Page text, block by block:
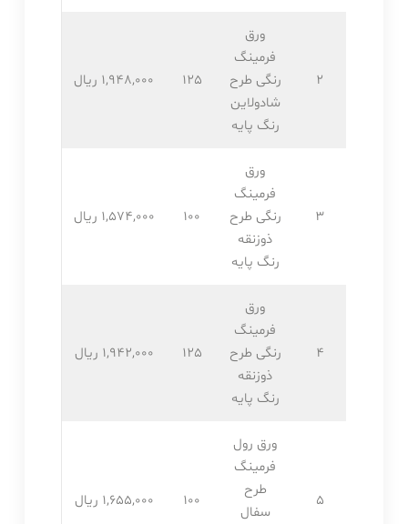
2
ورق
فرمینگ
رنگی طرح
شادولاین
رنگ پایه
125 1,948,۰۰۰ ریال
3
ورق
فرمینگ
رنگی طرح
ذوزنقه
رنگ پایه
100 1,574,۰۰۰ ریال
4
ورق
فرمینگ
رنگی طرح
ذوزنقه
رنگ پایه
125 1,942,۰۰۰ ریال
5
ورق رول
فرمینگ
طرح
سفال
100 1,655,۰۰۰ ریال